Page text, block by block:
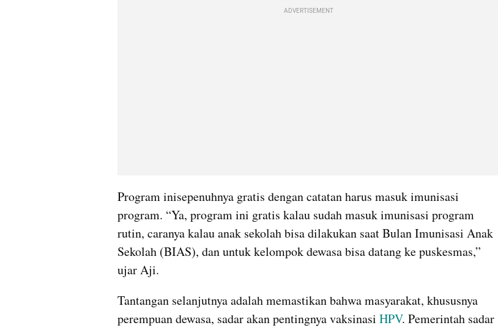
ADVERTISEMENT
Program inisepenuhnya gratis dengan catatan harus masuk imunisasi
program. “Ya, program ini gratis kalau sudah masuk imunisasi program
rutin, caranya kalau anak sekolah bisa dilakukan saat Bulan Imunisasi Anak
Sekolah (BIAS), dan untuk kelompok dewasa bisa datang ke puskesmas,”
ujar Aji.
Tantangan selanjutnya adalah memastikan bahwa masyarakat, khususnya
perempuan dewasa, sadar akan pentingnya vaksinasi HPV. Pemerintah sadar